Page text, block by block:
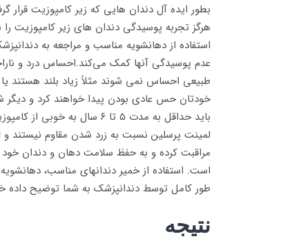
بطور ایده آل دندان هایی که زیر کامپوزیت قرار
هرگز تجربه پوسیدگی دندان های زیر
استفاده از دهانشویه مناسب و مراجعه به
عدم پوسیدگی آنها کمک می‌کند.احساس درد و
طبیعی احساس نمی شوند مثلاً زیاد بلند هستند
خودتان حس عادی بودن پیدا خواهند کرد و دیگر
باید حداقل به مدت ۵ تا ۶
لمینت پرسلین نسبت به زرد شدن مقاوم نیستند
مراقبت کرده و به حفظ سلامت دهان و دندان
است. استفاده از خمیر دندانهای مناسب،
طور کامل توسط دندانپزشک به شما توضیح داده
نتیجه